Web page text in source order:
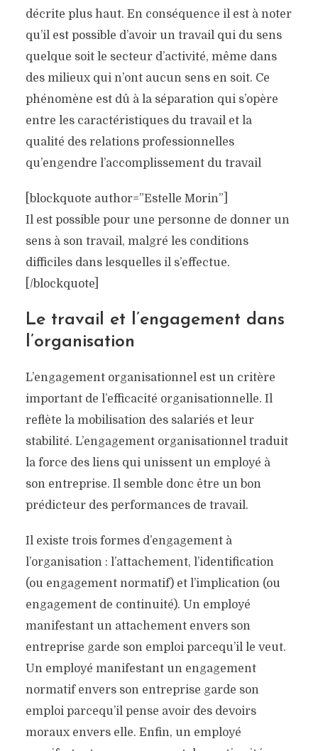
décrite plus haut. En conséquence il est à noter
qu’il est possible d’avoir un travail qui du sens
quelque soit le secteur d’activité, même dans
des milieux qui n’ont aucun sens en soit. Ce
phénomène est dû à la séparation qui s’opère
entre les caractéristiques du travail et la
qualité des relations professionnelles
qu’engendre l’accomplissement du travail
[blockquote author=”Estelle Morin”]
Il est possible pour une personne de donner un
sens à son travail, malgré les conditions
difficiles dans lesquelles il s’effectue.
[/blockquote]
Le travail et l’engagement dans
l’organisation
L’engagement organisationnel est un critère
important de l’efficacité organisationnelle. Il
reflète la mobilisation des salariés et leur
stabilité. L’engagement organisationnel traduit
la force des liens qui unissent un employé à
son entreprise. Il semble donc être un bon
prédicteur des performances de travail.
Il existe trois formes d’engagement à
l’organisation : l’attachement, l’identification
(ou engagement normatif) et l’implication (ou
engagement de continuité). Un employé
manifestant un attachement envers son
entreprise garde son emploi parcequ’il le veut.
Un employé manifestant un engagement
normatif envers son entreprise garde son
emploi parcequ’il pense avoir des devoirs
moraux envers elle. Enfin, un employé